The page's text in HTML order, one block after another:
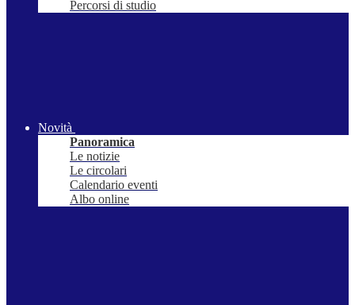
Percorsi di studio
Novità
Panoramica
Le notizie
Le circolari
Calendario eventi
Albo online